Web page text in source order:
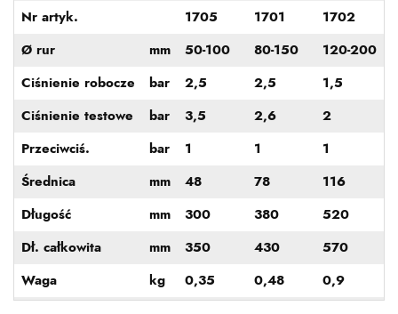
Nr artyk. 1705 1701 1702
Ø rur mm 50-100 80-150 120-200
Ciśnienie robocze bar 2,5 2,5 1,5
Ciśnienie testowe bar 3,5 2,6 2
Przeciwciś. bar 1 1 1
Średnica mm 48 78 116
Długość mm 300 380 520
Dł. całkowita mm 350 430 570
Waga kg 0,35 0,48 0,9